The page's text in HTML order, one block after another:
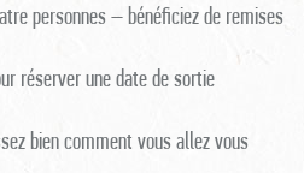
personnes – bénéficiez de remises
réserver une date de sortie
bien comment vous allez vous